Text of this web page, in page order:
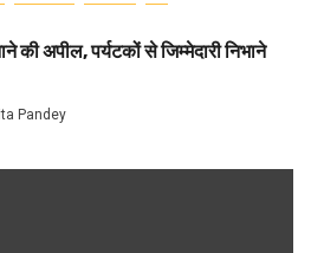
की अपील, पर्यटकों से जिम्मेदारी निभाने
Pandey